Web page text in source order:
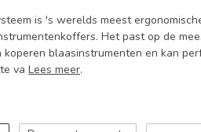
is 's werelds meest
Het past op de
koperen blaasinstrumenten en kan
vaLees meer.